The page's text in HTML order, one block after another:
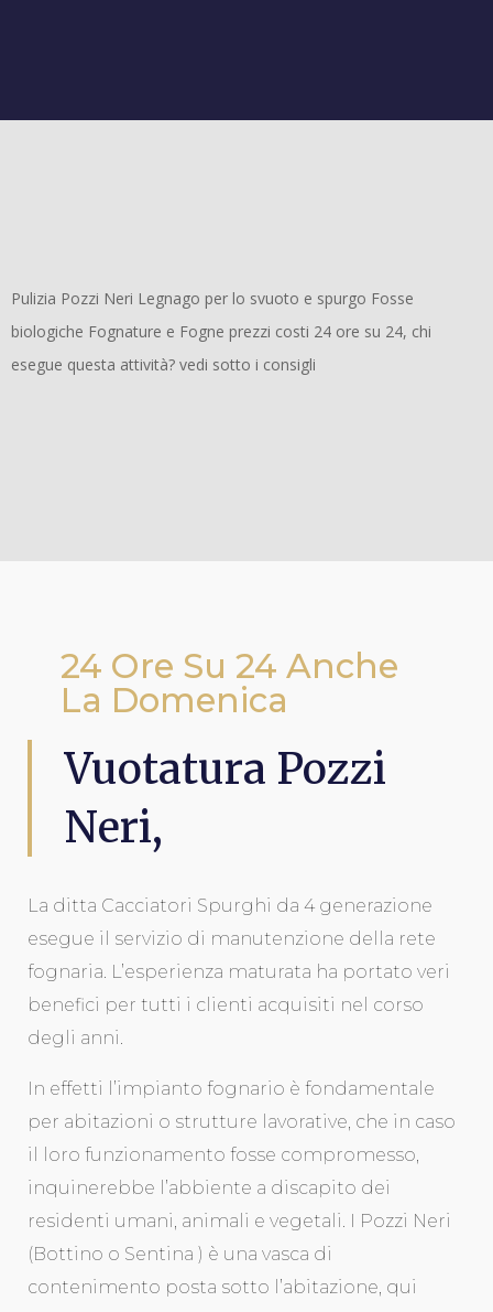
Pulizia Pozzi Neri Legnago per lo svuoto e spurgo Fosse
biologiche Fognature e Fogne prezzi costi 24 ore su 24, chi
esegue questa attività? vedi sotto i consigli
24 Ore Su 24 Anche
La Domenica
Vuotatura Pozzi
Neri,
La ditta Cacciatori Spurghi da 4 generazione
esegue il servizio di manutenzione della rete
fognaria. L’esperienza maturata ha portato veri
benefici per tutti i clienti acquisiti nel corso
degli anni.
In effetti l’impianto fognario è fondamentale
per abitazioni o strutture lavorative, che in caso
il loro funzionamento fosse compromesso,
inquinerebbe l’abbiente a discapito dei
residenti umani, animali e vegetali. I Pozzi Neri
(Bottino o Sentina ) è una vasca di
contenimento posta sotto l’abitazione, qui